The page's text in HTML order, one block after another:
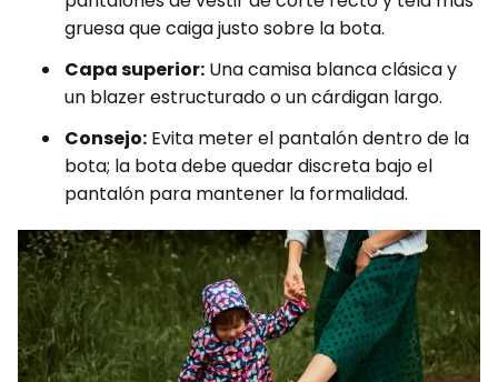
gruesa que caiga justo sobre la bota.
Capa superior: Una camisa blanca clásica y
un blazer estructurado o un cárdigan largo.
Consejo: Evita meter el pantalón dentro de la
bota; la bota debe quedar discreta bajo el
pantalón para mantener la formalidad.